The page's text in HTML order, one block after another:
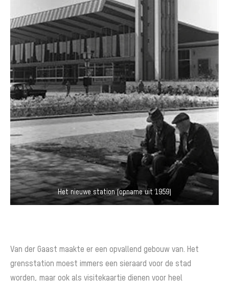
Het nieuwe station (opname uit 1959)
Van der Gaast maakte er een opvallend gebouw van. Het
grensstation moest immers een sieraard voor de stad
worden, maar ook als visitekaartje dienen voor heel